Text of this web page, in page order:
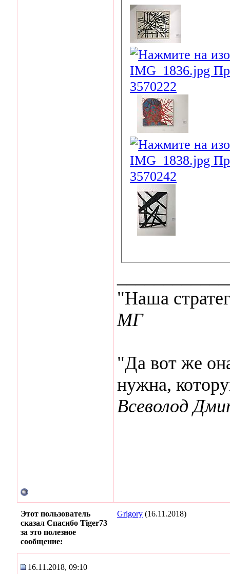
"Наша
МГ
"Да вот же
нужна,
Всеволод
Этот пользователь
сказал Спасибо Tiger73
за это полезное
сообщение:
Grigory (16.11.2018)
16.11.2018, 09:10